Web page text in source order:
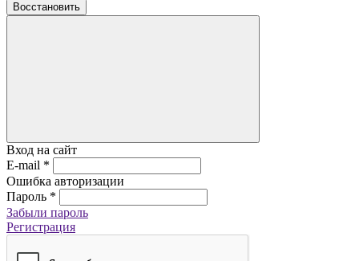
Восстановить
Вход на сайт
E-mail *
Ошибка авторизации
Пароль *
Забыли пароль
Регистрация